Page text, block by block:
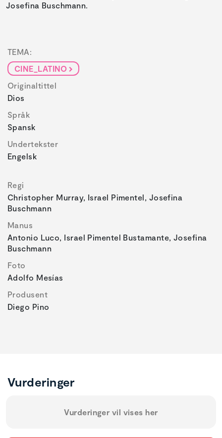
Josefina Buschmann.
TEMA:
CINE_LATINO
Originaltittel
Dios
Språk
Spansk
Undertekster
Engelsk
Regi
Christopher Murray, Israel Pimentel, Josefina
Buschmann
Manus
Antonio Luco, Israel Pimentel Bustamante, Josefina
Buschmann
Foto
Adolfo Mesías
Produsent
Diego Pino
Vurderinger
Vurderinger vil vises her